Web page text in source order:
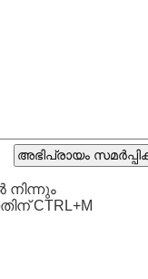
നിന്നും
CTRL+M